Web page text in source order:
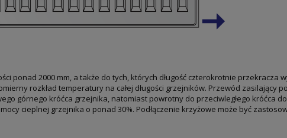
ponad 2000 mm, a także do tych, których długość czterokrotnie przekracza
rozkład temperatury na całej długości grzejników. Przewód zasilający
górnego króćca grzejnika, natomiast powrotny do przeciwległego króćca
cieplnej grzejnika o ponad 30%. Podłączenie krzyżowe może być